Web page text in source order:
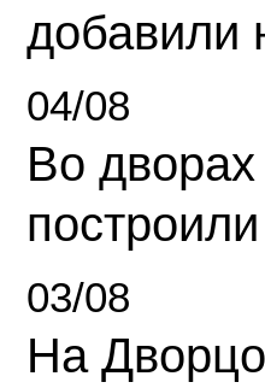
добавили
04/08
Во
03/08
На